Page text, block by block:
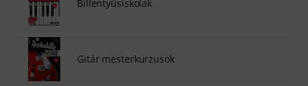
Billentyűsiskolák
Gitár mesterkurzusok